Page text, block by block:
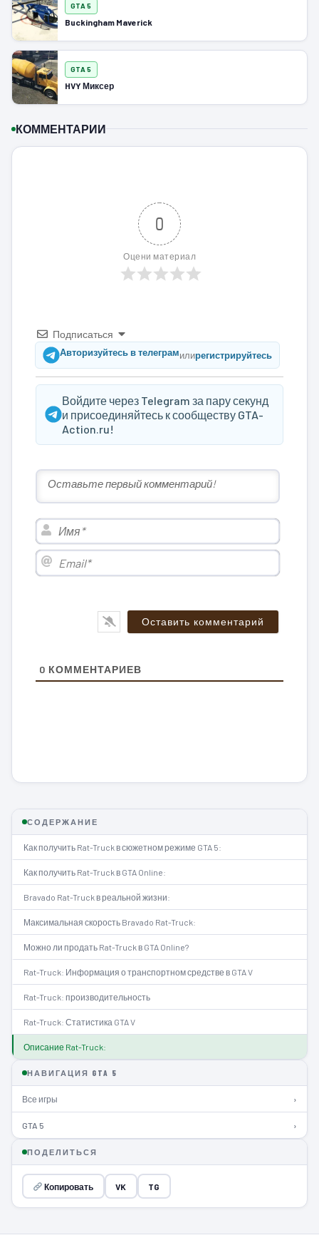
GTA 5
Buckingham Maverick
GTA 5
HVY Миксер
КОММЕНТАРИИ
0
Оцени материал
Подписаться
Авторизуйтесь в телеграмилирегистрируйтесь
Войдите через Telegram за пару секунд
и присоединяйтесь к сообществу GTA-
Action.ru!
Имя*
Email*
0 КОММЕНТАРИЕВ
СОДЕРЖАНИЕ
Как получить Rat-Truck в сюжетном режиме GTA 5:
Как получить Rat-Truck в GTA Online:
Bravado Rat-Truck в реальной жизни:
Максимальная скорость Bravado Rat-Truck:
Можно ли продать Rat-Truck в GTA Online?
Rat-Truck: Информация о транспортном средстве в GTA V
Rat-Truck: производительность
Rat-Truck: Статистика GTA V
Описание Rat-Truck:
НАВИГАЦИЯ GTA 5
Все игры ›
GTA 5 ›
ПОДЕЛИТЬСЯ
Копировать VK TG